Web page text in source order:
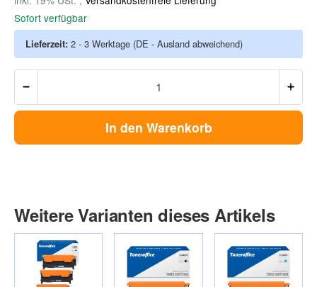
Sofort verfügbar
Lieferzeit: 2 - 3 Werktage (DE - Ausland abweichend)
In den Warenkorb
Weitere Varianten dieses Artikels